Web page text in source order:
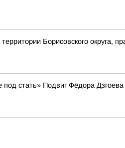
Борисовского округа,
под стать» Подвиг Фёдора